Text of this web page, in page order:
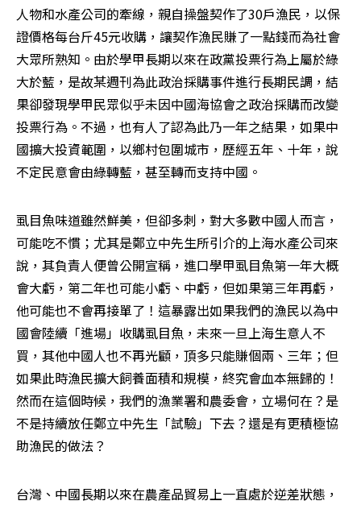
人物和水產公司的牽線，親自操盤契作了30戶漁民，以保
證價格每台斤45元收購，讓契作漁民賺了一點錢而為社會
大眾所熟知。由於學甲長期以來在政黨投票行為上屬於綠
大於藍，是故某週刊為此政治採購事件進行長期民調，結
果卻發現學甲民眾似乎未因中國海協會之政治採購而改變
投票行為。不過，也有人了認為此乃一年之結果，如果中
國擴大投資範圍，以鄉村包圍城市，歷經五年、十年，說
不定民意會由綠轉藍，甚至轉而支持中國。
虱目魚味道雖然鮮美，但卻多刺，對大多數中國人而言，
可能吃不慣；尤其是鄭立中先生所引介的上海水產公司來
說，其負責人便曾公開宣稱，進口學甲虱目魚第一年大概
會大虧，第二年也可能小虧、中虧，但如果第三年再虧，
他可能也不會再接單了！這暴露出如果我們的漁民以為中
國會陸續「進場」收購虱目魚，未來一旦上海生意人不
買，其他中國人也不再光顧，頂多只能賺個兩、三年；但
如果此時漁民擴大飼養面積和規模，終究會血本無歸的！
然而在這個時候，我們的漁業署和農委會，立場何在？是
不是持續放任鄭立中先生「試驗」下去？還是有更積極協
助漁民的做法？
台灣、中國長期以來在農產品貿易上一直處於逆差狀態，